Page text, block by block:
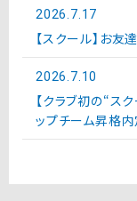
2026.7.17
【スクール】お友
2026.7.10
【クラブ初の“ス
ップチーム昇格